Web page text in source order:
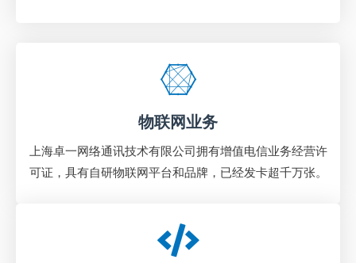
物联网业务
上海卓一网络通讯技术有限公司拥有增值电信业务经营许
可证，具有自研物联网平台和品牌，已经发卡超千万张。